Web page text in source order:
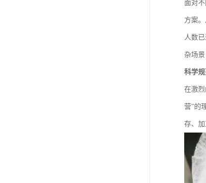
面对
方案
人数
杂场
科学
在激
营”的
存、加